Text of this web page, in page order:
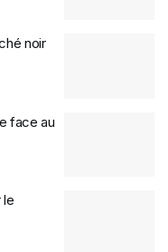
noir
face au
le